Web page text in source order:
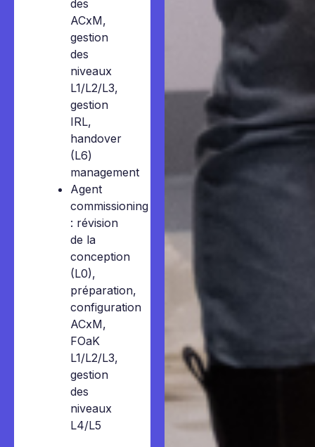
des
ACxM,
gestion
des
niveaux
L1/L2/L3,
gestion
IRL,
handover
(L6)
management
Agent
commissioning
: révision
de la
conception
(L0),
préparation,
configuration
ACxM,
FOaK
L1/L2/L3,
gestion
des
niveaux
L4/L5